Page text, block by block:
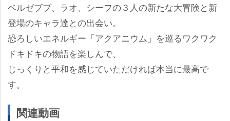
ベルゼブブ、ラオ、シーフの３人の新たな大冒険と新
登場のキャラ達との出会い。
恐ろしいエネルギー「アクアニウム」を巡るワクワク
ドキドキの物語を楽しんで、
じっくりと平和を感じていただければ本当に最高で
す。
関連動画